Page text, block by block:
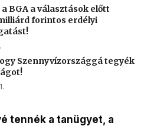
BGA a választások előtt
forintos erdélyi
Szennyvízországgá tegyék
tennék a tanügyet, a